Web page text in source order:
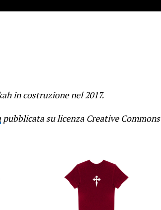
in costruzione nel 2017.
pubblicata su licenza Creative Commons